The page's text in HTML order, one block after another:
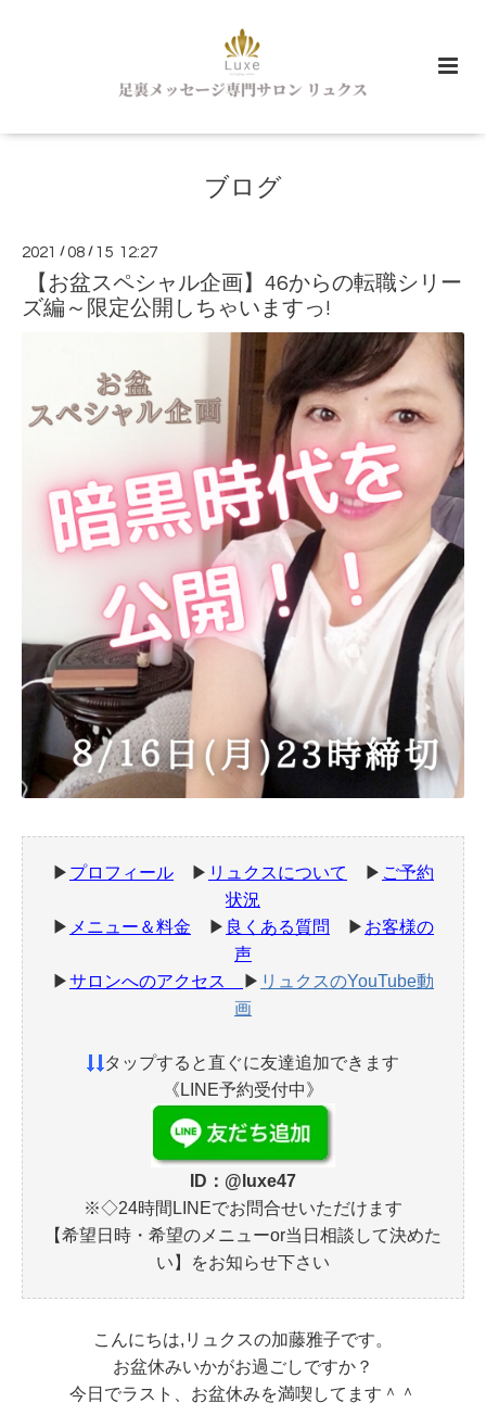
ブログ
2021 /08 / 15 12:27
【お盆スペシャル企画】46からの転職シリー
ズ編～限定公開しちゃいますっ!
▶ プロフィール ▶ リュクスについて ▶ ご予約
状況
▶ メニュー＆料金 ▶ 良くある質問 ▶ お客様の
声
▶サロンへのアクセス ▶ リュクスのYouTube動
画
タップすると直ぐに友達追加できます
《LINE予約受付中》
ID：@luxe47
※◇24時間LINEでお問合せいただけます
【希望日時・希望のメニューor当日相談して決めた
い】をお知らせ下さい
こんにちは,リュクスの加藤雅子です。
お盆休みいかがお過ごしですか？
今日でラスト、お盆休みを満喫してます＾＾